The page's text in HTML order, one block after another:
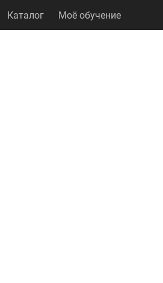
Каталог Моё обучение